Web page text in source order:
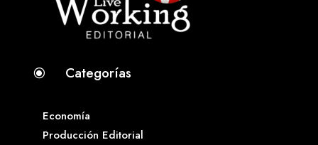
\ Categorías
Economía
Producción Editorial